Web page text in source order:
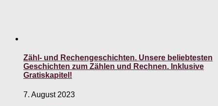
Zähl- und Rechengeschichten. Unsere beliebtesten
Geschichten zum Zählen und Rechnen. Inklusive
Gratiskapitel!
7. August 2023